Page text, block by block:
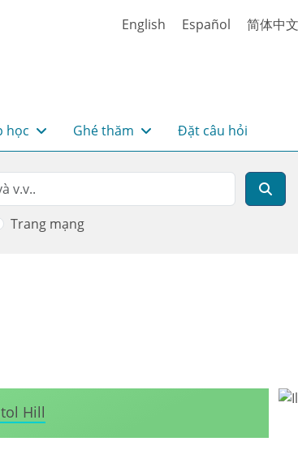
English Español 简体中文
học Ghé thăm Đặt câu hỏi
Trang mạng
Hill